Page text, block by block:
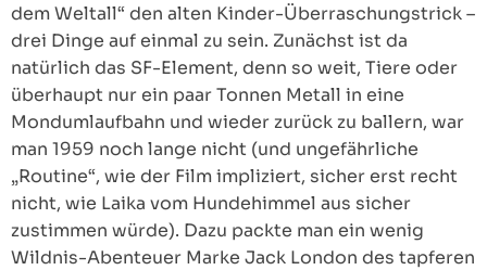
dem Weltall“ den alten Kinder-Überraschungstrick –
drei Dinge auf einmal zu sein. Zunächst ist da
natürlich das SF-Element, denn so weit, Tiere oder
überhaupt nur ein paar Tonnen Metall in eine
Mondumlaufbahn und wieder zurück zu ballern, war
man 1959 noch lange nicht (und ungefährliche
„Routine“, wie der Film impliziert, sicher erst recht
nicht, wie Laika vom Hundehimmel aus sicher
zustimmen würde). Dazu packte man ein wenig
Wildnis-Abenteuer Marke Jack London des tapferen